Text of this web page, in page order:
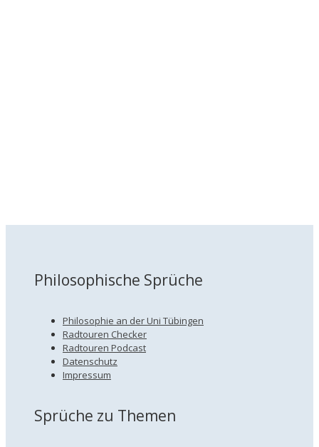
Philosophische Sprüche
Philosophie an der Uni Tübingen
Radtouren Checker
Radtouren Podcast
Datenschutz
Impressum
Sprüche zu Themen